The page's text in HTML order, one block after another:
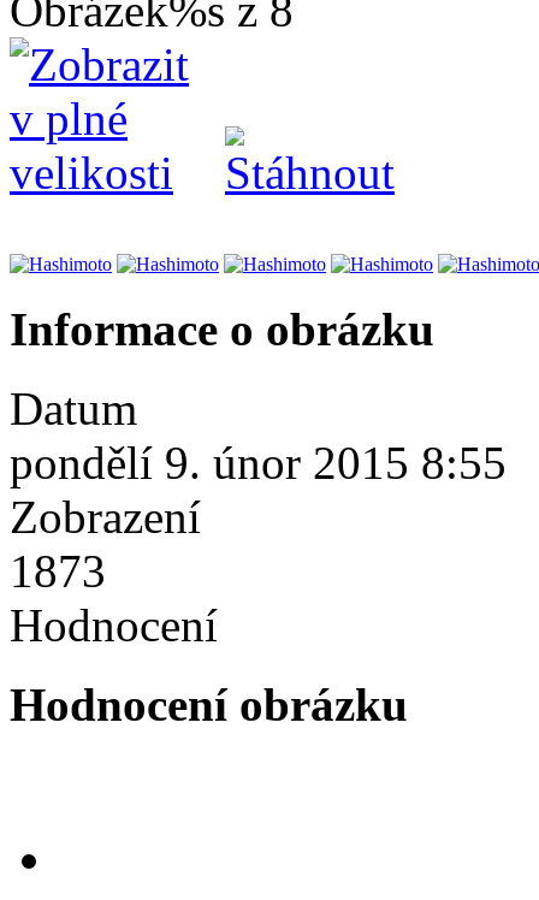
Obrázek%s z 8
Informace o obrázku
Datum
pondělí 9. únor 2015 8:55
Zobrazení
1873
Hodnocení
Hodnocení obrázku